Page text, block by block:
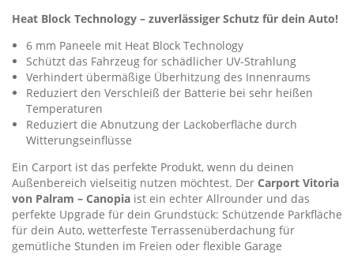
Heat Block Technology – zuverlässiger Schutz für dein Auto!
6 mm Paneele mit Heat Block Technology
Schützt das Fahrzeug for schädlicher UV-Strahlung
Verhindert übermäßige Überhitzung des Innenraums
Reduziert den Verschleiß der Batterie bei sehr heißen
Temperaturen
Reduziert die Abnutzung der Lackoberfläche durch
Witterungseinflüsse
Ein Carport ist das perfekte Produkt, wenn du deinen
Außenbereich vielseitig nutzen möchtest. Der Carport Vitoria
von Palram – Canopia ist ein echter Allrounder und das
perfekte Upgrade für dein Grundstück: Schützende Parkfläche
für dein Auto, wetterfeste Terrassenüberdachung für
gemütliche Stunden im Freien oder flexible Garage